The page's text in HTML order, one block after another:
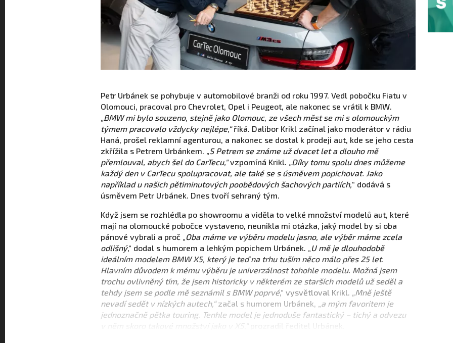
Petr Urbánek se pohybuje v automobilové branži od roku 1997. Vedl pobočku Fiatu v
Olomouci, pracoval pro Chevrolet, Opel i Peugeot, ale nakonec se vrátil k BMW.
„BMW mi bylo souzeno, stejně jako Olomouc, ze všech měst se mi s olomouckým
týmem pracovalo vždycky nejlépe,“říká. Dalibor Krikl začínal jako moderátor v rádiu
Haná, prošel reklamní agenturou, a nakonec se dostal k prodeji aut, kde se jeho cesta
zkřížila s Petrem Urbánkem. „S Petrem se známe už dvacet let a dlouho mě
přemlouval, abych šel do CarTecu,"vzpomíná Krikl. „Díky tomu spolu dnes můžeme
každý den v CarTecu spolupracovat, ale také se s úsměvem popichovat. Jako
například u našich pětiminutových poobědových šachových partiích,“ dodává s
úsměvem Petr Urbánek. Dnes tvoří sehraný tým.
Když jsem se rozhlédla po showroomu a viděla to velké množství modelů aut, které
mají na olomoucké pobočce vystaveno, neunikla mi otázka, jaký model by si oba
pánové vybrali a proč „Oba máme ve výběru modelu jasno, ale výběr máme zcela
odlišný,“ dodal s humorem a lehkým popichem Urbánek. „U mě je dlouhodobě
ideálním modelem BMW X5, který je teď na trhu tuším něco málo přes 25 let.
Hlavním důvodem k mému výběru je univerzálnost tohohle modelu. Možná jsem
trochu ovlivněný tím, že jsem historicky v některém ze starších modelů už seděl a
tehdy jsem se podle mě seznámil s BMW poprvé,“ vysvětloval Krikl. „Mně ještě
nevadí sedět v nízkých autech,“začal s humorem Urbánek, „ a mým favoritem je
jednoznačně pětka touring. Tenhle model je jednoduše fantastický – tichý a odvezu